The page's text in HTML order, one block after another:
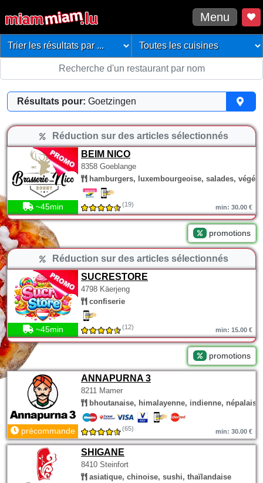
Menu
Résultats pour: Goetzingen
Réduction sur des articles sélectionnés
BEIM NICO
8358 Goeblange
hamburgers, luxembourgeoise, salades,
~45min (19) min: 30.00 €
promotions
Réduction sur des articles sélectionnés
SUCRESTORE
4798 Käerjeng
confiserie
~45min (12) min: 15.00 €
promotions
ANNAPURNA 3
8211 Mamer
bhoutanaise, himalayenne, indienne, népalaise
précommande (65) min: 30.00 €
SHIGANE
8410 Steinfort
asiatique, chinoise, sushi, thaïlandaise